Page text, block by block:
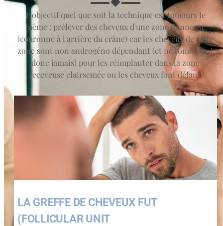
L'objectif quel que soit la technique est toujours le
même : prélever des cheveux d'une zone donneuse
(couronne à l'arrière du crâne) car les cheveux de cette
zone sont non androgéno dépendant (et ne tomberont
donc jamais) pour les réimplanter dans la zone
receveuse clairsemée ou les cheveux font défaut.
LA GREFFE DE CHEVEUX FUT
(FOLLICULAR UNIT